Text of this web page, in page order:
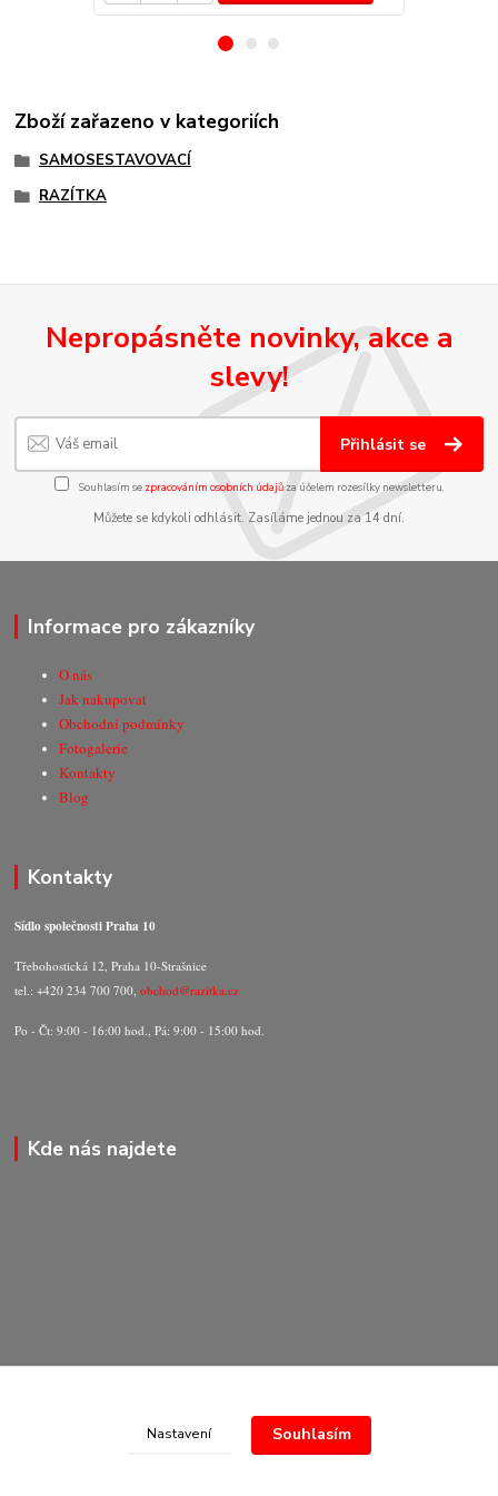
Zboží zařazeno v kategoriích
SAMOSESTAVOVACÍ
RAZÍTKA
Nepropásněte novinky, akce a
slevy!
Přihlásit se
Souhlasím se zpracováním osobních údajůza účelem rozesílky newsletteru.
Můžete se kdykoli odhlásit. Zasíláme jednou za 14 dní.
Informace pro zákazníky
O nás
Jak nakupovat
Obchodní podmínky
Fotogalerie
Kontakty
Blog
Kontakty
Sídlo společnosti Praha 10
Třebohostická 12, Praha 10-Strašnice
tel.: +420 234 700 700,obchod@razitka.cz
Po - Čt: 9:00 - 16:00 hod., Pá: 9:00 - 15:00 hod.
Kde nás najdete
Nastavení Souhlasím